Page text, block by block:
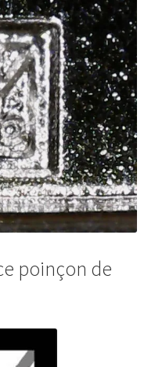
poinçon de